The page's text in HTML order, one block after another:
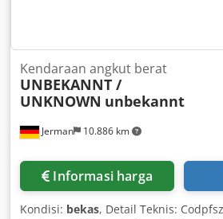
Jerman 10.886 km
Kendaraan angkut berat
UNBEKANNT /
UNKNOWN unbekannt
Informasi harga
Kondisi: bekas, Detail Teknis: